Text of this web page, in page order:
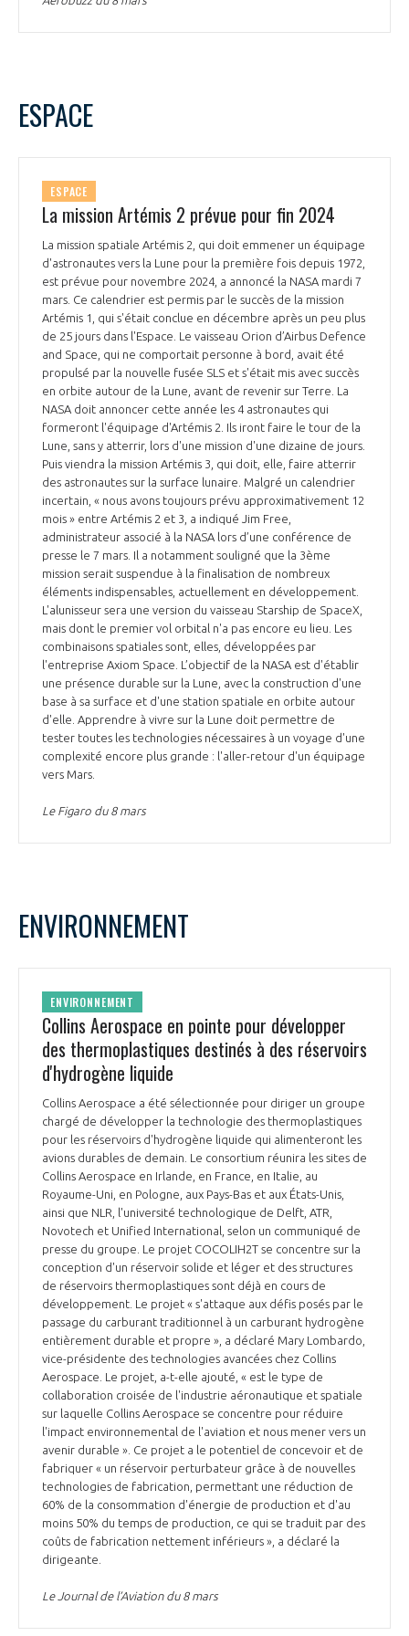
ESPACE
ESPACE
La mission Artémis 2 prévue pour fin 2024
La mission spatiale Artémis 2, qui doit emmener un équipage
d'astronautes vers la Lune pour la première fois depuis 1972,
est prévue pour novembre 2024, a annoncé la NASA mardi 7
mars. Ce calendrier est permis par le succès de la mission
Artémis 1, qui s'était conclue en décembre après un peu plus
de 25 jours dans l'Espace. Le vaisseau Orion d’Airbus Defence
and Space, qui ne comportait personne à bord, avait été
propulsé par la nouvelle fusée SLS et s'était mis avec succès
en orbite autour de la Lune, avant de revenir sur Terre. La
NASA doit annoncer cette année les 4 astronautes qui
formeront l'équipage d'Artémis 2. Ils iront faire le tour de la
Lune, sans y atterrir, lors d'une mission d'une dizaine de jours.
Puis viendra la mission Artémis 3, qui doit, elle, faire atterrir
des astronautes sur la surface lunaire. Malgré un calendrier
incertain, « nous avons toujours prévu approximativement 12
mois » entre Artémis 2 et 3, a indiqué Jim Free,
administrateur associé à la NASA lors d’une conférence de
presse le 7 mars. Il a notamment souligné que la 3ème
mission serait suspendue à la finalisation de nombreux
éléments indispensables, actuellement en développement.
L'alunisseur sera une version du vaisseau Starship de SpaceX,
mais dont le premier vol orbital n'a pas encore eu lieu. Les
combinaisons spatiales sont, elles, développées par
l'entreprise Axiom Space. L’objectif de la NASA est d'établir
une présence durable sur la Lune, avec la construction d'une
base à sa surface et d'une station spatiale en orbite autour
d'elle. Apprendre à vivre sur la Lune doit permettre de
tester toutes les technologies nécessaires à un voyage d'une
complexité encore plus grande : l'aller-retour d'un équipage
vers Mars.
Le Figaro du 8 mars
ENVIRONNEMENT
ENVIRONNEMENT
Collins Aerospace en pointe pour développer
des thermoplastiques destinés à des réservoirs
d'hydrogène liquide
Collins Aerospace a été sélectionnée pour diriger un groupe
chargé de développer la technologie des thermoplastiques
pour les réservoirs d'hydrogène liquide qui alimenteront les
avions durables de demain. Le consortium réunira les sites de
Collins Aerospace en Irlande, en France, en Italie, au
Royaume-Uni, en Pologne, aux Pays-Bas et aux États-Unis,
ainsi que NLR, l'université technologique de Delft, ATR,
Novotech et Unified International, selon un communiqué de
presse du groupe. Le projet COCOLIH2T se concentre sur la
conception d'un réservoir solide et léger et des structures
de réservoirs thermoplastiques sont déjà en cours de
développement. Le projet « s'attaque aux défis posés par le
passage du carburant traditionnel à un carburant hydrogène
entièrement durable et propre », a déclaré Mary Lombardo,
vice-présidente des technologies avancées chez Collins
Aerospace. Le projet, a-t-elle ajouté, « est le type de
collaboration croisée de l'industrie aéronautique et spatiale
sur laquelle Collins Aerospace se concentre pour réduire
l'impact environnemental de l'aviation et nous mener vers un
avenir durable ». Ce projet a le potentiel de concevoir et de
fabriquer « un réservoir perturbateur grâce à de nouvelles
technologies de fabrication, permettant une réduction de
60% de la consommation d'énergie de production et d'au
moins 50% du temps de production, ce qui se traduit par des
coûts de fabrication nettement inférieurs », a déclaré la
dirigeante.
Le Journal de l’Aviation du 8 mars